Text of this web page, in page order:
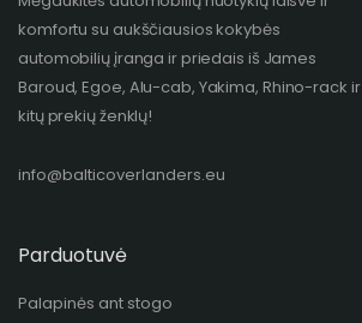
komfortu su aukščiausios kokybės
automobilių įranga ir priedais iš James
Baroud, Egoe, Alu-cab, Yakima, Rhino-rack ir
kitų prekių ženklų!​
info@balticoverlanders.eu
Parduotuvė
Palapinės ant stogo